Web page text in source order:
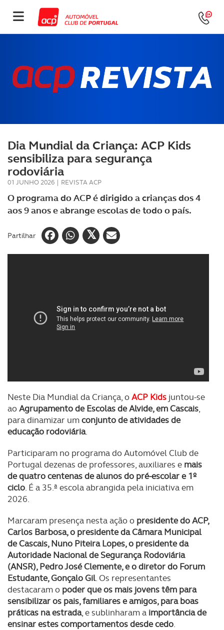
Dia Mundial da Criança: ACP Kids
sensibiliza para segurança
rodoviária
01 JUNHO 2026 | REVISTA ACP
O programa do ACP é dirigido a crianças dos 4
aos 9 anos e abrange escolas de todo o país.
Partilhar
Neste Dia Mundial da Criança, oACP Kids juntou-se
aoAgrupamento de Escolas de Alvide, em Cascais,
para dinamizar umconjunto de atividades de
educação rodoviária.
Participaram no programa do Automóvel Club de
Portugal dezenas de professores, auxiliares e mais
de quatro centenas de alunos do pré-escolar e 1º
ciclo. É a 35.ª escola abrangida pela iniciativa em
2026.
Marcaram presença nesta ação o presidente do ACP,
Carlos Barbosa, o presidente da Câmara Municipal
de Cascais, Nuno Piteira Lopes, o presidente da
Autoridade Nacional de Segurança Rodoviária
(ANSR), Pedro José Clemente, e o diretor do Forum
Estudante, Gonçalo Gil. Os representantes
destacaram o poder que os mais jovens têm para
sensibilizar os pais, familiares e amigos, para boas
práticas na estrada, e sublinharam a importância de
ensinar estes comportamentos desde cedo.